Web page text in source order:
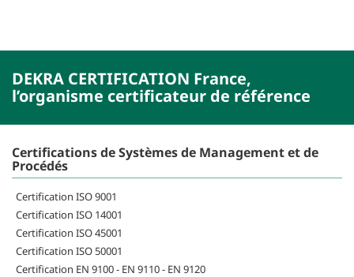
DEKRA CERTIFICATION France,
l’organisme certificateur de référence
Certifications de Systèmes de Management et de
Procédés
Certification ISO 9001
Certification ISO 14001
Certification ISO 45001
Certification ISO 50001
Certification EN 9100 - EN 9110 - EN 9120